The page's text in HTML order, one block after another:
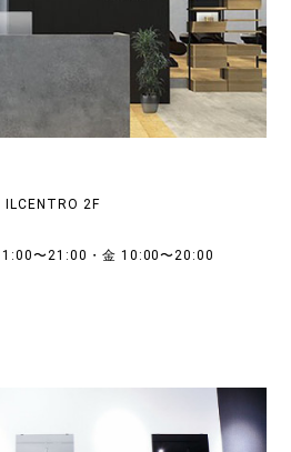
ILCENTRO 2F
〜21:00・金 10:00〜20:00